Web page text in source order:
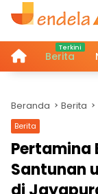
Langsung
HomeBerita
Beranda Berita
Berita
Pertamina
Santunan